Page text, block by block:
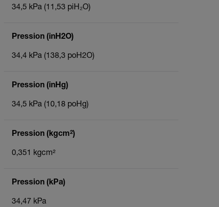
34,5 kPa (11,53 piH₂O)
Pression (inH2O)
34,4 kPa (138,3 poH2O)
Pression (inHg)
34,5 kPa (10,18 poHg)
Pression (kgcm²)
0,351 kgcm²
Pression (kPa)
34,47 kPa